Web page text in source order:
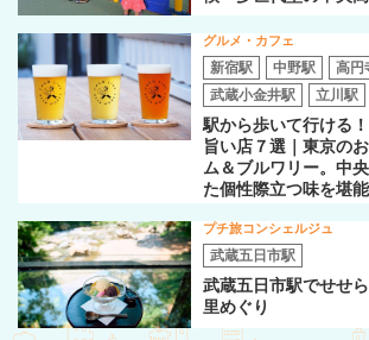
グルメ・カフェ
新宿駅 中野駅 高円
武蔵小金井駅
立川駅
駅から歩いて行ける
旨い店７選｜東京の
ム＆ブルワリー。中
た個性際立つ味を堪
プチ旅コンシェルジュ
武蔵五日市駅
武蔵五日市駅でせせ
里めぐり